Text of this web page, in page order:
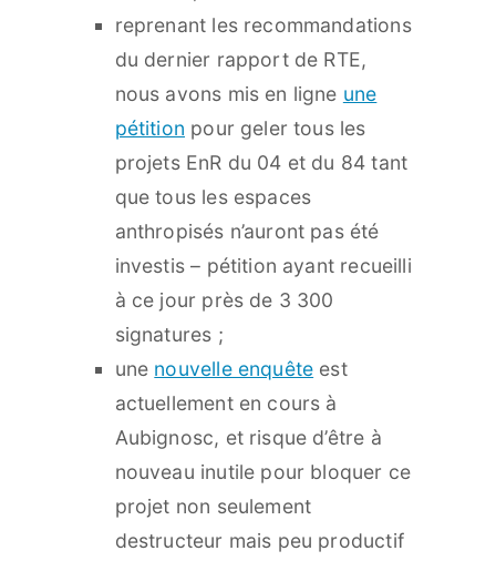
reprenant les recommandations
du dernier rapport de RTE,
nous avons mis en ligne une
pétition pour geler tous les
projets EnR du 04 et du 84 tant
que tous les espaces
anthropisés n’auront pas été
investis – pétition ayant recueilli
à ce jour près de 3 300
signatures ;
une nouvelle enquête est
actuellement en cours à
Aubignosc, et risque d’être à
nouveau inutile pour bloquer ce
projet non seulement
destructeur mais peu productif